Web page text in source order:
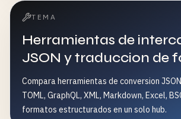
ausentes y dependencias runtime/dev mal
TEMA
Herramientas de
JSON y traduccion de
Compara herramientas de conversion
TOML, GraphQL, XML, Markdown, Excel,
formatos estructurados en un solo hub.